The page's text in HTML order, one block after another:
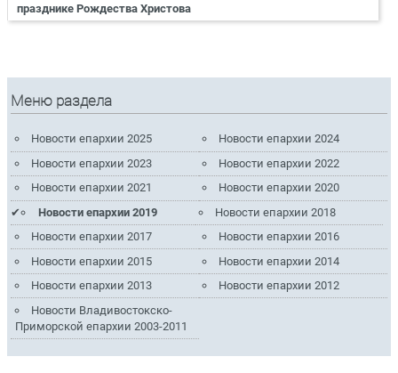
празднике Рождества Христова
Меню раздела
Новости епархии 2025
Новости епархии 2024
Новости епархии 2023
Новости епархии 2022
Новости епархии 2021
Новости епархии 2020
Новости епархии 2019
Новости епархии 2018
Новости епархии 2017
Новости епархии 2016
Новости епархии 2015
Новости епархии 2014
Новости епархии 2013
Новости епархии 2012
Новости Владивостокско-
Приморской епархии 2003-2011